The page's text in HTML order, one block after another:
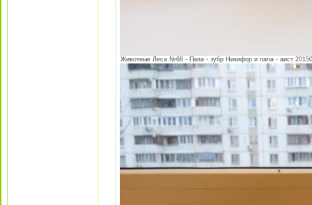
Животные Леса №68 - Папа - зубр Никифор и папа - аист